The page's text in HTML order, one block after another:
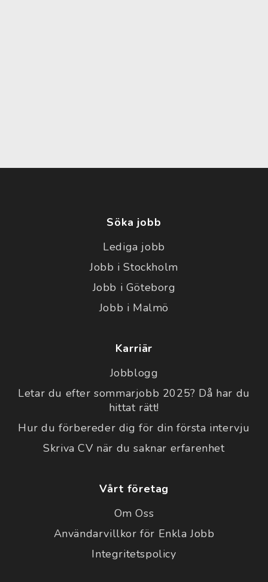
Söka jobb
Lediga jobb
Jobb i Stockholm
Jobb i Göteborg
Jobb i Malmö
Karriär
Jobblogg
Letar du efter sommarjobb 2025? Då har du
hittat rätt!
Hur du förbereder dig för din första intervju
Skriva CV när du saknar erfarenhet
Vårt företag
Om Oss
Användarvillkor för Enkla Jobb
Integritetspolicy